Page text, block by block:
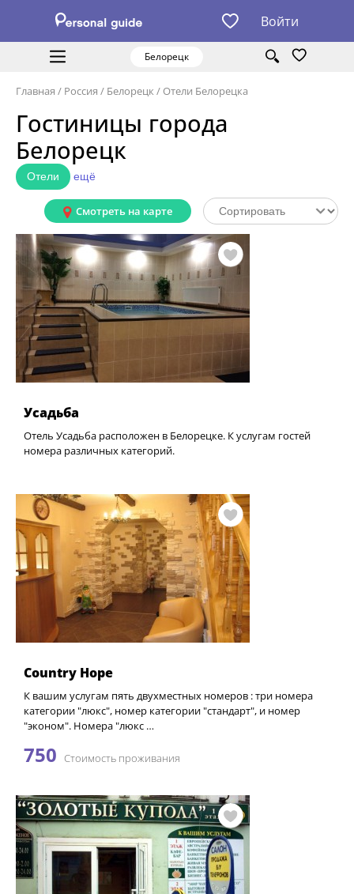
Войти
Белорецк
Главная / Россия / Белорецк / Отели Белорецка
Гостиницы города
Белорецк
Отели ещё
Смотреть на карте
Усадьба
Отель Усадьба расположен в Белорецке. К услугам гостей
номера различных категорий.
Country Hope
К вашим услугам пять двухместных номеров : три номера
категории "люкс", номер категории "стандарт", и номер
"эконом". Номера "люкс …
750 Стоимость проживания